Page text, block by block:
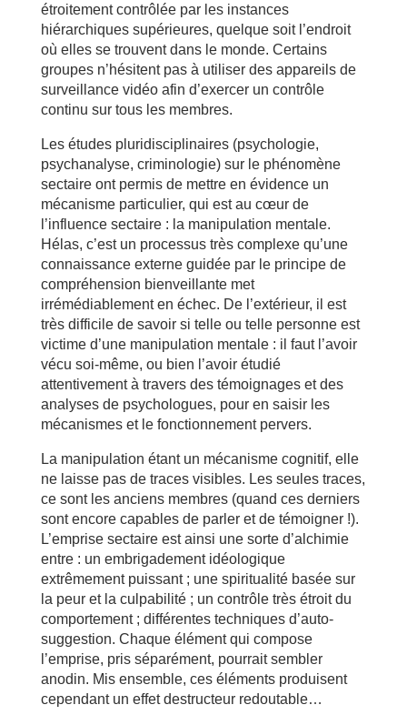
étroitement contrôlée par les instances
hiérarchiques supérieures, quelque soit l’endroit
où elles se trouvent dans le monde. Certains
groupes n’hésitent pas à utiliser des appareils de
surveillance vidéo afin d’exercer un contrôle
continu sur tous les membres.
Les études pluridisciplinaires (psychologie,
psychanalyse, criminologie) sur le phénomène
sectaire ont permis de mettre en évidence un
mécanisme particulier, qui est au cœur de
l’influence sectaire : la manipulation mentale.
Hélas, c’est un processus très complexe qu’une
connaissance externe guidée par le principe de
compréhension bienveillante met
irrémédiablement en échec. De l’extérieur, il est
très difficile de savoir si telle ou telle personne est
victime d’une manipulation mentale : il faut l’avoir
vécu soi-même, ou bien l’avoir étudié
attentivement à travers des témoignages et des
analyses de psychologues, pour en saisir les
mécanismes et le fonctionnement pervers.
La manipulation étant un mécanisme cognitif, elle
ne laisse pas de traces visibles. Les seules traces,
ce sont les anciens membres (quand ces derniers
sont encore capables de parler et de témoigner !).
L’emprise sectaire est ainsi une sorte d’alchimie
entre : un embrigadement idéologique
extrêmement puissant ; une spiritualité basée sur
la peur et la culpabilité ; un contrôle très étroit du
comportement ; différentes techniques d’auto-
suggestion. Chaque élément qui compose
l’emprise, pris séparément, pourrait sembler
anodin. Mis ensemble, ces éléments produisent
cependant un effet destructeur redoutable…